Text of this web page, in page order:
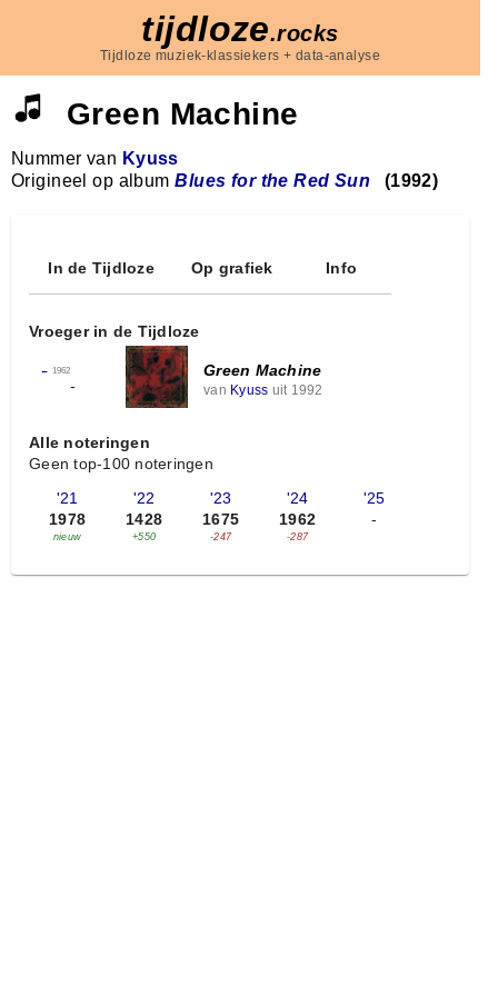
tijdloze.rocks
Tijdloze muziek-klassiekers + data-analyse
Green Machine
Nummer van Kyuss
Origineel op albumBlues for the Red Sun (1992)
In de Tijdloze Op grafiek Info
Vroeger in de Tijdloze
← 1962
-
Green Machine
van Kyuss uit 1992
Alle noteringen
Geen top-100 noteringen
'21
1978
nieuw
'22
1428
+550
'23
1675
-247
'24
1962
-287
'25
-